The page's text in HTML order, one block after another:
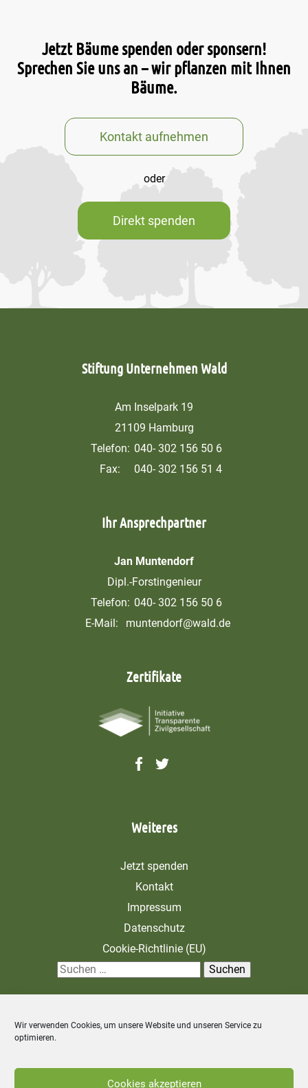
Wir verwenden Cookies, um unsere Website und unseren Service zu
optimieren.
Cookies akzeptieren
Jetzt Bäume spenden oder sponsern!
Sprechen Sie uns an – wir pflanzen mit Ihnen
Bäume.
Kontakt aufnehmen
oder
Direkt spenden
Stiftung Unternehmen Wald
Am Inselpark 19
21109 Hamburg
Telefon: 040- 302 156 50 6
Fax:
040- 302 156 51 4
Ihr Ansprechpartner
Jan Muntendorf
Dipl.-Forstingenieur
Telefon: 040- 302 156 50 6
E-Mail:
muntendorf@wald.de
Zertifikate
Weiteres
Jetzt spenden
Kontakt
Impressum
Datenschutz
Cookie-Richtlinie (EU)
S
h
n